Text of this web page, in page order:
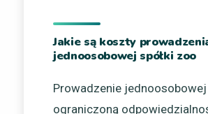
Jakie są koszty
jednoosobowej spółki zoo
Prowadzenie jednoosobowej
ograniczoną